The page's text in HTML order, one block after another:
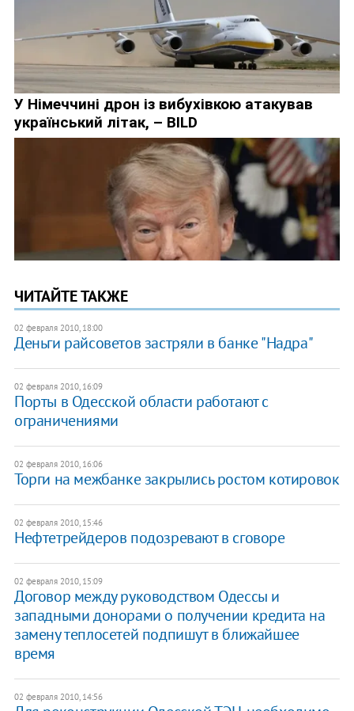
ЧИТАЙТЕ ТАКЖЕ
02 февраля 2010, 18:00
Деньги райсоветов застряли в банке "Надра"
02 февраля 2010, 16:09
Порты в Одесской области работают с
ограничениями
02 февраля 2010, 16:06
Торги на межбанке закрылись ростом котировок
02 февраля 2010, 15:46
Нефтетрейдеров подозревают в сговоре
02 февраля 2010, 15:09
Договор между руководством Одессы и
западными донорами о получении кредита на
замену теплосетей подпишут в ближайшее
время
02 февраля 2010, 14:56